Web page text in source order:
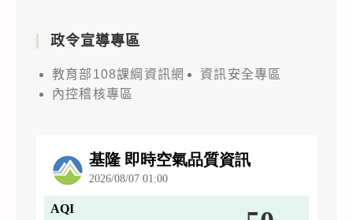
政令宣導專區
教育部108課綱資訊網
資訊安全專區
內控稽核專區